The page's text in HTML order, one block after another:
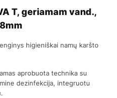
T, geriamam vand.,
higieniškai namų karšto
aprobuota technika su
dezinfekcija, integruotu